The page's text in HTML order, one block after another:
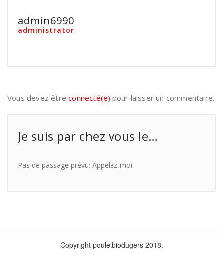
admin6990
administrator
Vous devez êtreconnecté(e) pour laisser un commentaire.
Je suis par chez vous le…
Pas de passage prévu: Appelez-moi
Copyright pouletbiodugers 2018.